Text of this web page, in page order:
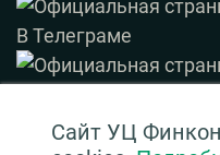
© 2003 — 2026 ФинКонт.
Нашли ошибку? Выделите
Сайт УЦ